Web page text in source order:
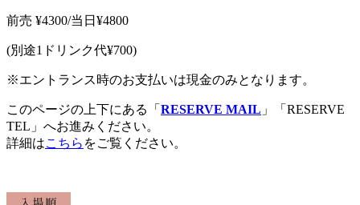
前売 ¥4300/当日¥4800
(別途1 ドリンク代¥700)
※エントランス時のお支払いは現金のみとなります。
このページの上下にある「 RESERVE MAIL 」「RESERVE
TEL」へお進みください。
詳細はこちら をご覧ください。